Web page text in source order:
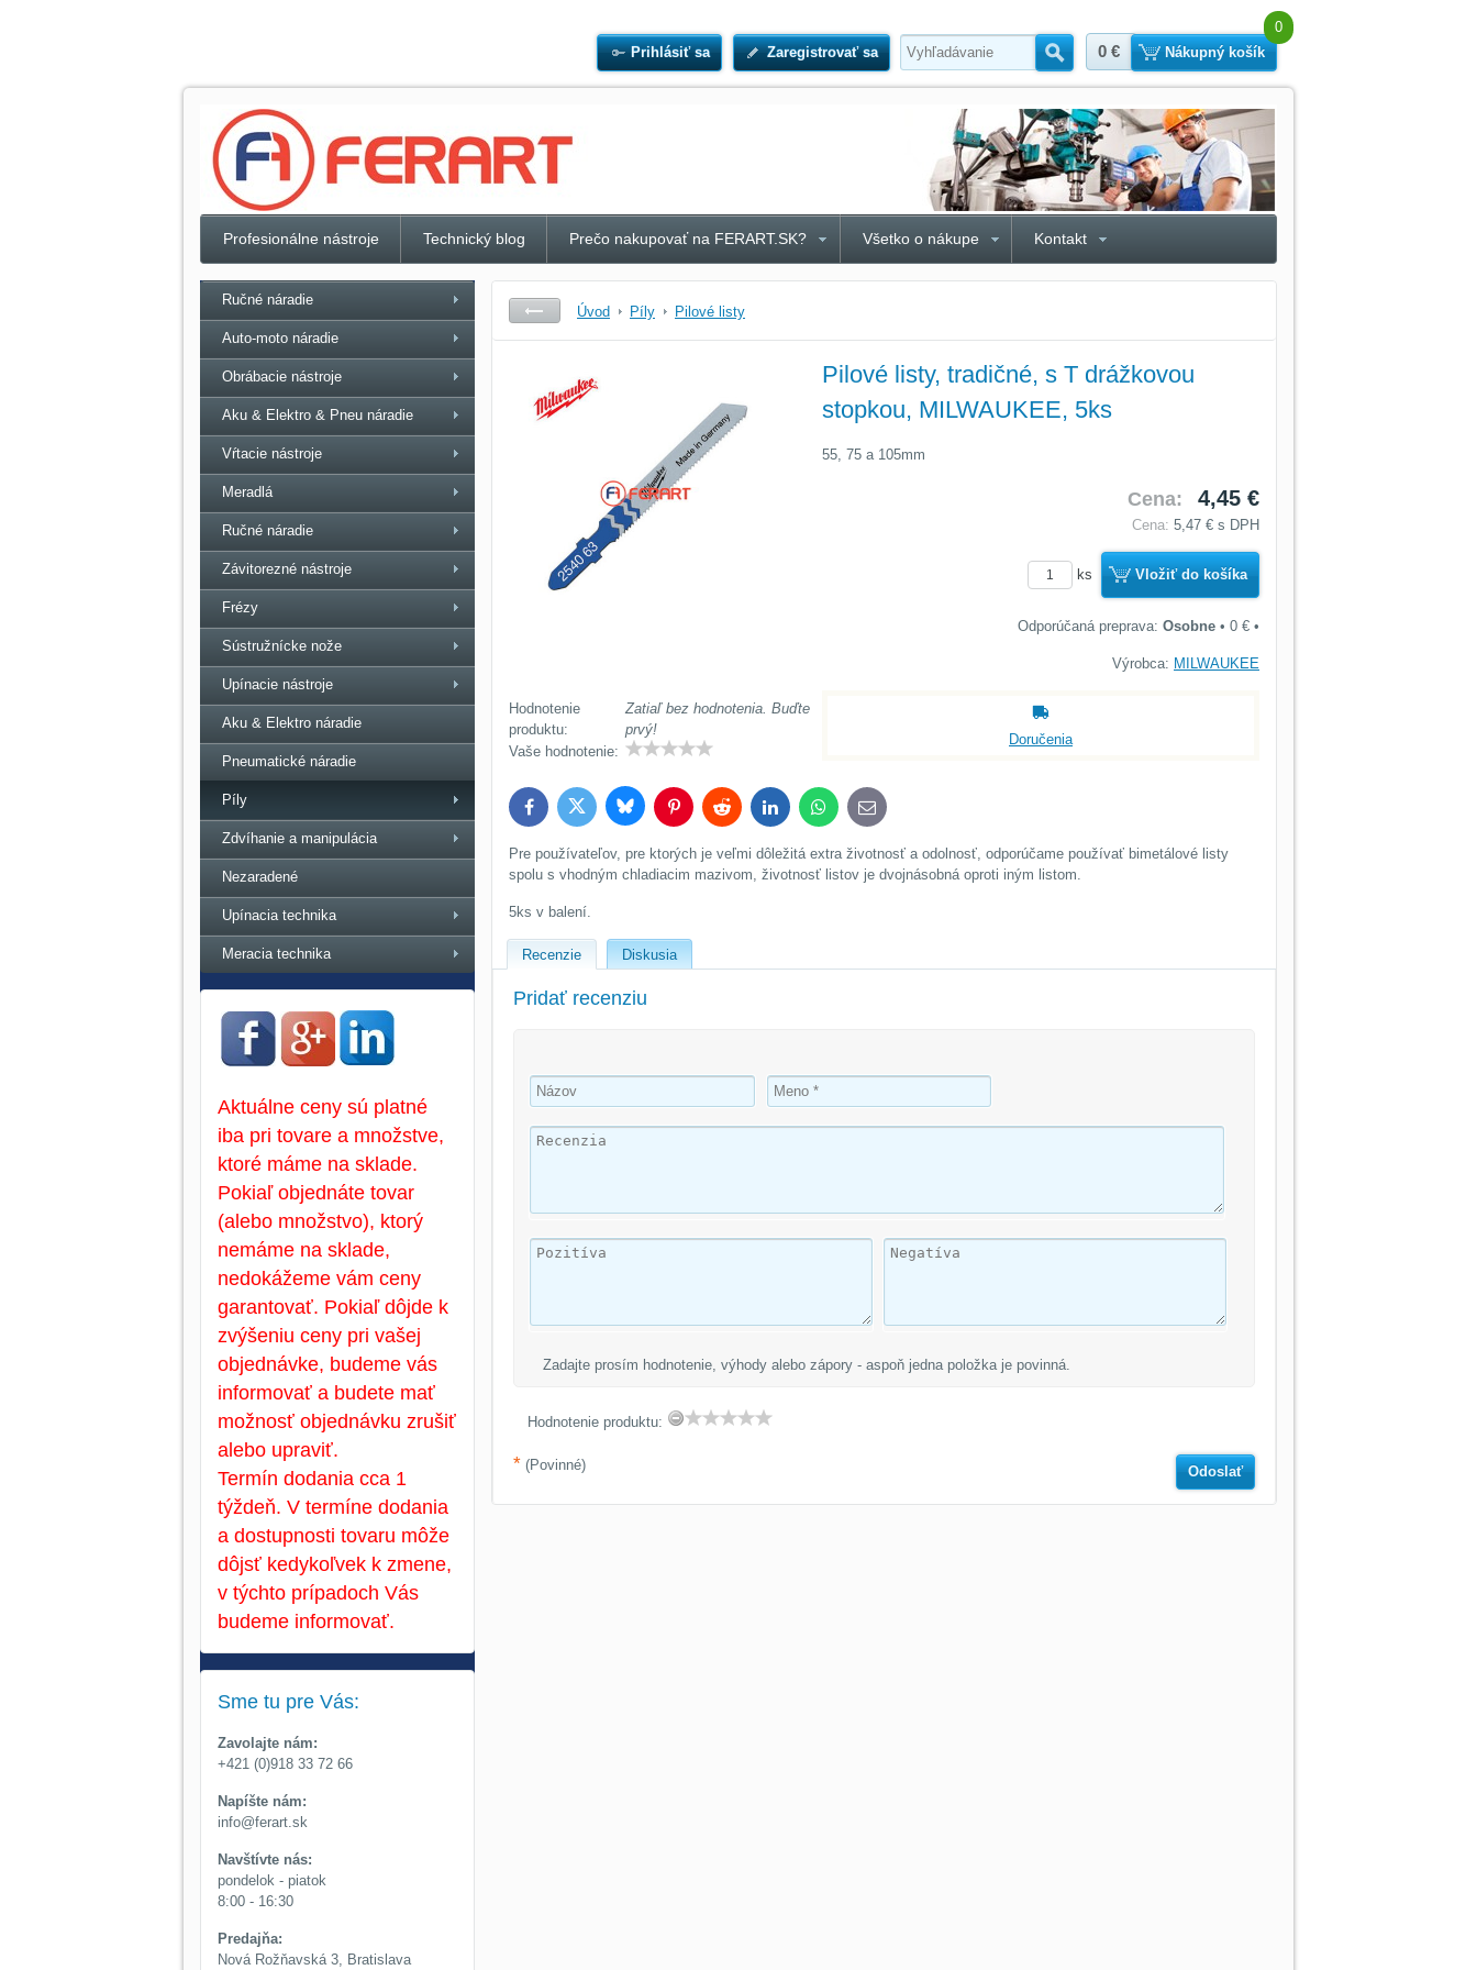
Prihlásiť sa Zaregistrovať sa Hľadať
0 €
0
Nákupný košík
Profesionálne nástroje Technický blog Prečo nakupovať na FERART.SK? Všetko o nákupe Kontakt
Úvod Píly Pilové listy
Pilové listy, tradičné, s T drážkovou
stopkou, MILWAUKEE, 5ks
Hodnotenie
produktu:
Zatiaľ bez hodnotenia. Buďte
prvý!
Vaše hodnotenie:
55, 75 a 105mm
Cena: 4,45 €
Cena: 5,47 € s DPH
ks Vložiť do košíka
Osobne • 0 € •
Výrobca: MILWAUKEE
Doručenia
FacebookTwitter BlueskyPinterestReddit LinkedInWhatsApp
E-
mail
Pre používateľov, pre ktorých je veľmi dôležitá extra životnosť a odolnosť, odporúčame používať bimetálové listy
spolu s vhodným chladiacim mazivom, životnosť listov je dvojnásobná oproti iným listom.
5ks v balení.
Recenzie Diskusia
Pridať recenziu
Zadajte prosím hodnotenie, výhody alebo zápory - aspoň jedna položka je povinná.
Hodnotenie produktu:
*(Povinné) Odoslať
Ručné náradie
Auto-moto náradie
Obrábacie nástroje
Aku & Elektro & Pneu náradie
Vŕtacie nástroje
Meradlá
Ručné náradie
Závitorezné nástroje
Frézy
Sústružnícke nože
Upínacie nástroje
Aku & Elektro náradie
Pneumatické náradie
Píly
Zdvíhanie a manipulácia
Nezaradené
Upínacia technika
Meracia technika
Aktuálne ceny sú platné
iba pri tovare a množstve,
ktoré máme na sklade.
Pokiaľ objednáte tovar
(alebo množstvo), ktorý
nemáme na sklade,
nedokážeme vám ceny
garantovať. Pokiaľ dôjde k
zvýšeniu ceny pri vašej
objednávke, budeme vás
informovať a budete mať
možnosť objednávku zrušiť
alebo upraviť.
Termín dodania cca 1
týždeň. V termíne dodania
a dostupnosti tovaru môže
dôjsť kedykoľvek k zmene,
v týchto prípadoch Vás
budeme informovať.
Sme tu pre Vás:
Zavolajte nám:
+421 (0)918 33 72 66
Napíšte nám:
info@ferart.sk
Navštívte nás:
pondelok - piatok
8:00 - 16:30
Predajňa:
Nová Rožňavská 3, Bratislava